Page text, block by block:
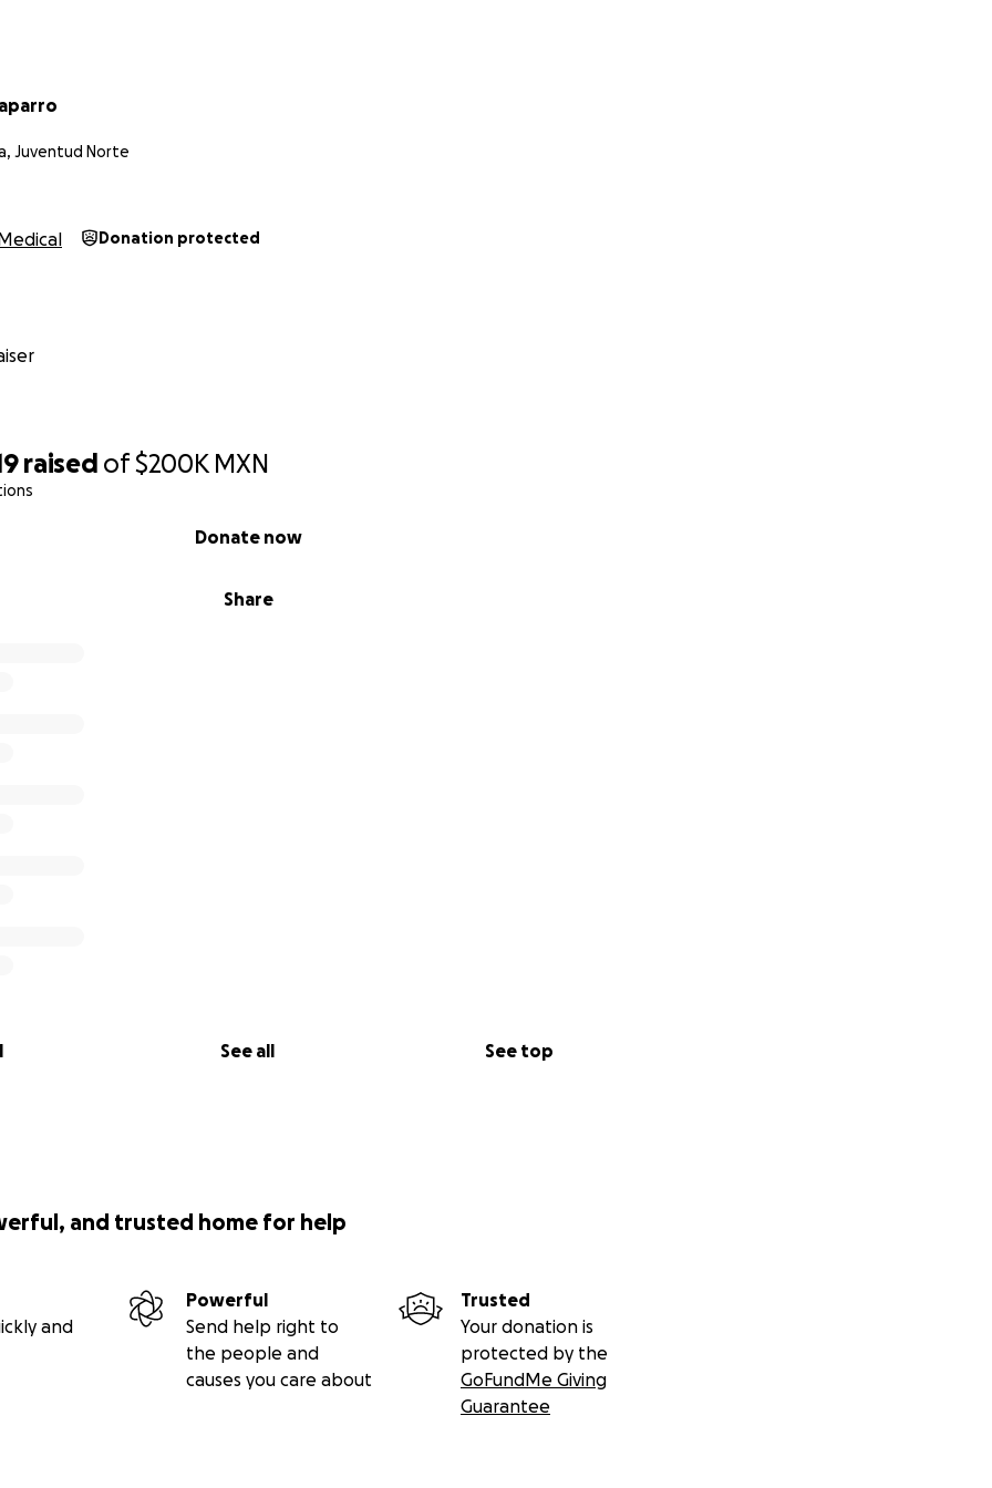
raised of$200K MXN
Share
Donate now
See all See top
Juventud Norte
Donation protected
and trusted home for help
and
Powerful
Send help right to
the people and
causes you care about
Trusted
Your donation is
protected by the
GoFundMe Giving
Guarantee